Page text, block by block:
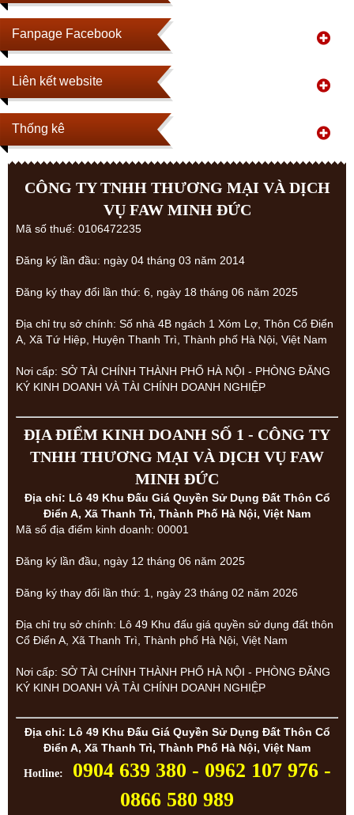
Fanpage Facebook
Liên kết website
Thống kê
CÔNG TY TNHH THƯƠNG MẠI VÀ DỊCH
VỤ FAW MINH ĐỨC
Mã số thuế: 0106472235
Đăng ký lần đầu: ngày 04 tháng 03 năm 2014
Đăng ký thay đổi lần thứ: 6, ngày 18 tháng 06 năm 2025
Địa chỉ trụ sở chính: Số nhà 4B ngách 1 Xóm Lợ, Thôn Cổ Điển
A, Xã Tứ Hiệp, Huyện Thanh Trì, Thành phố Hà Nội, Việt Nam
Nơi cấp: SỞ TÀI CHÍNH THÀNH PHỐ HÀ NỘI - PHÒNG ĐĂNG
KÝ KINH DOANH VÀ TÀI CHÍNH DOANH NGHIỆP
ĐỊA ĐIỂM KINH DOANH SỐ 1 - CÔNG TY
TNHH THƯƠNG MẠI VÀ DỊCH VỤ FAW
MINH ĐỨC
Địa chỉ: Lô 49 Khu Đấu Giá Quyền Sử Dụng Đất Thôn Cổ
Điển A, Xã Thanh Trì, Thành Phố Hà Nội, Việt Nam
Mã số địa điểm kinh doanh: 00001
Đăng ký lần đầu, ngày 12 tháng 06 năm 2025
Đăng ký thay đổi lần thứ: 1, ngày 23 tháng 02 năm 2026
Địa chỉ trụ sở chính: Lô 49 Khu đấu giá quyền sử dụng đất thôn
Cổ Điển A, Xã Thanh Trì, Thành phố Hà Nội, Việt Nam
Nơi cấp: SỞ TÀI CHÍNH THÀNH PHỐ HÀ NỘI - PHÒNG ĐĂNG
KÝ KINH DOANH VÀ TÀI CHÍNH DOANH NGHIỆP
Địa chỉ: Lô 49 Khu Đấu Giá Quyền Sử Dụng Đất Thôn Cổ
Điển A, Xã Thanh Trì, Thành Phố Hà Nội, Việt Nam
Hotline: 0904 639 380 - 0962 107 976 -
0866 580 989